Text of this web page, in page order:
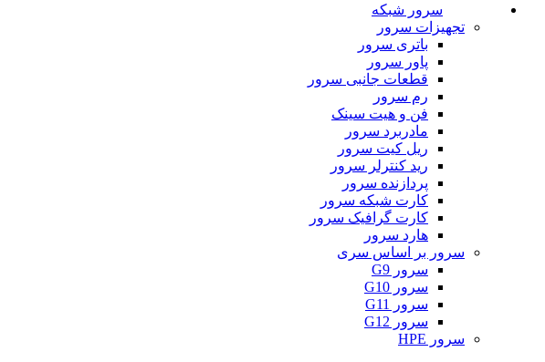
سرور شبکه
تجهیزات سرور
باتری سرور
پاور سرور
قطعات جانبی سرور
رم سرور
فن و هیت سینک
مادربرد سرور
ریل کیت سرور
رید کنترلر سرور
پردازنده سرور
کارت شبکه سرور
کارت گرافیک سرور
هارد سرور
سرور بر اساس سری
سرور G9
سرور G10
سرور G11
سرور G12
سرور HPE